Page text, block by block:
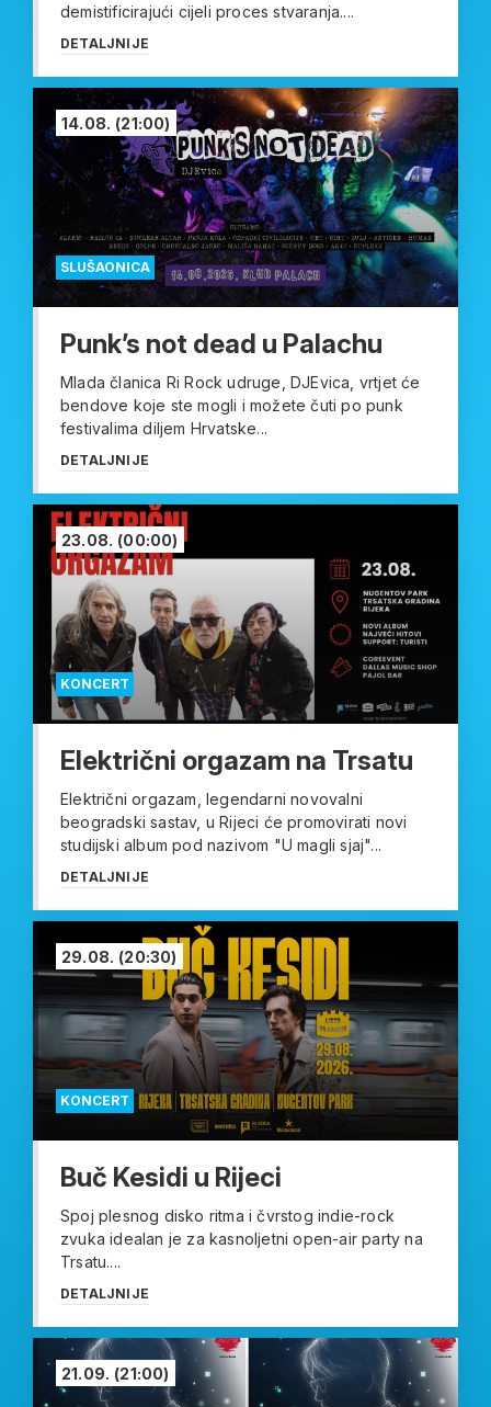
demistificirajući cijeli proces stvaranja....
DETALJNIJE
SLUŠAONICA
14.08. (21:00)
Punk’s not dead u Palachu
Mlada članica Ri Rock udruge, DJEvica, vrtjet će
bendove koje ste mogli i možete čuti po punk
festivalima diljem Hrvatske...
DETALJNIJE
KONCERT
23.08. (00:00)
Električni orgazam na Trsatu
Električni orgazam, legendarni novovalni
beogradski sastav, u Rijeci će promovirati novi
studijski album pod nazivom "U magli sjaj"...
DETALJNIJE
KONCERT
29.08. (20:30)
Buč Kesidi u Rijeci
Spoj plesnog disko ritma i čvrstog indie-rock
zvuka idealan je za kasnoljetni open-air party na
Trsatu....
DETALJNIJE
21.09. (21:00)